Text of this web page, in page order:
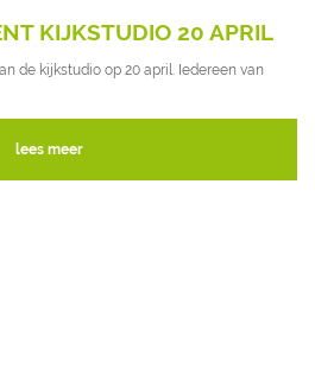
KIJKSTUDIO 20 APRIL
de kijkstudio op 20 april. Iedereen van
lees meer